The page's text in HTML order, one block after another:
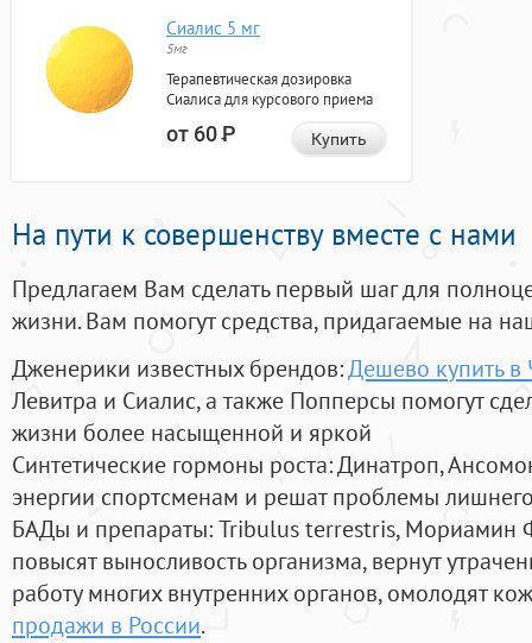
Сиалис 5 мг
5мг
Терапевтическая дозировка
Сиалиса для курсового приема
от 60Р Купить
На пути к совершенству вместе с нами
Предлагаем Вам сделать первый шаг для
жизни. Вам помогут средства, придагаемые на
Дженерики известных брендов:Дешево купить в
Левитра и Сиалис, а также Попперсы помогут
жизни более насыщенной и яркой
Синтетические гормоны роста: Динатроп,
энергии спортсменам и решат проблемы
БАДы и препараты:Tribulus terrestris, Мориамин
повысят выносливость организма, вернут
работу многих внутренних органов, омолодят
продажи в России.